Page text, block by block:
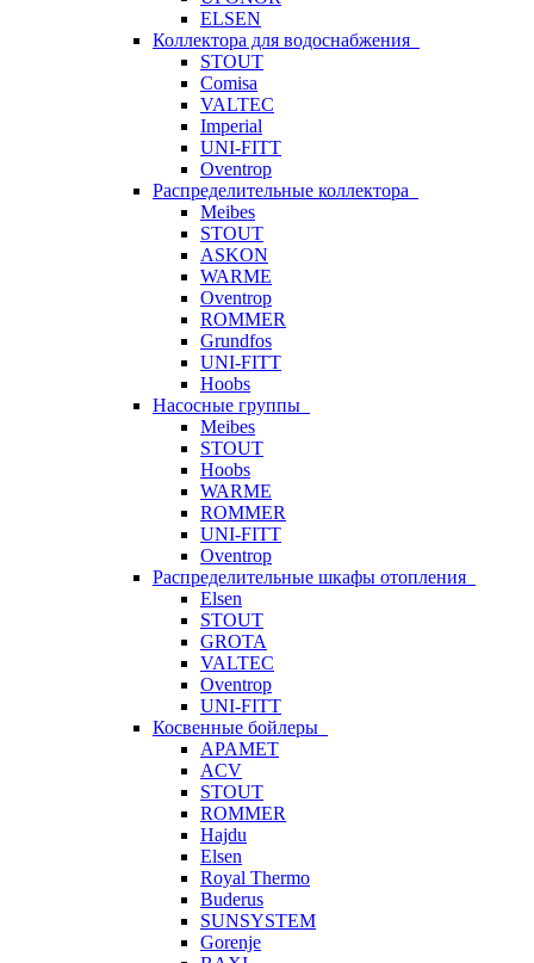
ELSEN
Коллектора для водоснабжения
STOUT
Comisa
VALTEC
Imperial
UNI-FITT
Oventrop
Распределительные коллектора
Meibes
STOUT
ASKON
WARME
Oventrop
ROMMER
Grundfos
UNI-FITT
Hoobs
Насосные группы
Meibes
STOUT
Hoobs
WARME
ROMMER
UNI-FITT
Oventrop
Распределительные шкафы отопления
Elsen
STOUT
GROTA
VALTEC
Oventrop
UNI-FITT
Косвенные бойлеры
APAMET
ACV
STOUT
ROMMER
Hajdu
Elsen
Royal Thermo
Buderus
SUNSYSTEM
Gorenje